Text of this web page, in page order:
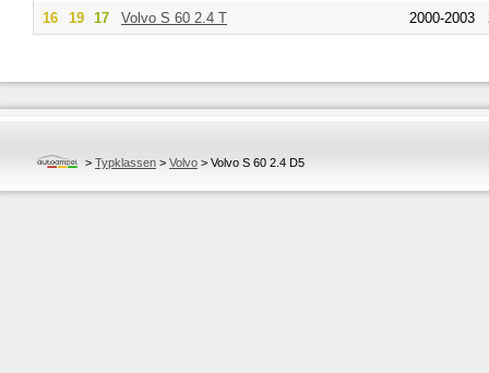
16
19 17 Volvo S 60 2.4 T 2000-2003
> Typklassen > Volvo > Volvo S 60 2.4 D5